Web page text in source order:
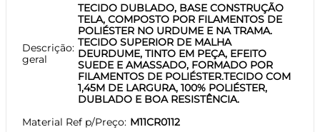
Descrição
geral
TECIDO DUBLADO, BASE CONSTRUÇÃO
TELA, COMPOSTO POR FILAMENTOS DE
POLIÉSTER NO URDUME E NA TRAMA.
TECIDO SUPERIOR DE MALHA
DEURDUME, TINTO EM PEÇA, EFEITO
SUEDE E AMASSADO, FORMADO POR
FILAMENTOS DE POLIÉSTER.TECIDO COM
1,45M DE LARGURA, 100% POLIÉSTER,
DUBLADO E BOA RESISTÊNCIA.
Material Ref p/Preço M11CR0112